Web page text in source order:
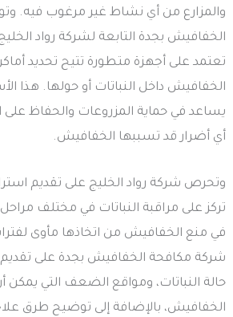
والمزارع من أي نشاط غير مرغوب فيه.
الخفافيش بجدة التابعة لشركة رواد
تعتمد على أجهزة متطورة تتيح تحديد
الخفافيش داخل النباتات أو حولها. هذا
يساعد في حماية المزروعات والحفاظ على
أي أضرار قد تسببها الخفافيش.
وتحرص شركة رواد الخليج على تقديم
تركز على مراقبة النباتات في مختلف
في منع الخفافيش من اتخاذها مأوى
شركة مكافحة الخفافيش بجدة على تقديم
حالة النباتات، ومواقع الضعف التي يمكن
الخفافيش، بالإضافة إلى توضيح طرق